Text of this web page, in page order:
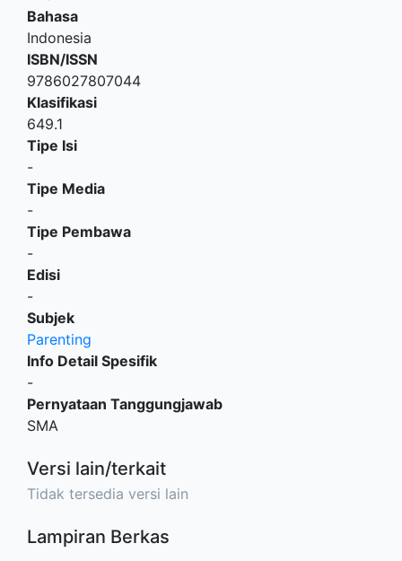
Bahasa
Indonesia
ISBN/ISSN
9786027807044
Klasifikasi
649.1
Tipe Isi
-
Tipe Media
-
Tipe Pembawa
-
Edisi
-
Subjek
Parenting
Info Detail Spesifik
-
Pernyataan Tanggungjawab
SMA
Versi lain/terkait
Tidak tersedia versi lain
Lampiran Berkas